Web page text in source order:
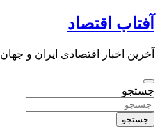
آفتاب اقتصاد
آخرین اخبار اقتصادی ایران و جهان
جستجو
جستجو